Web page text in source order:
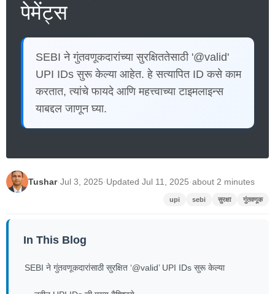
पेमेंट्स
SEBI ने गुंतवणूकदारांच्या सुरक्षिततेसाठी '@valid'
UPI IDs सुरू केल्या आहेत. हे सत्यापित ID कसे काम
करतात, त्यांचे फायदे आणि महत्त्वाच्या टाइमलाइन्स
याबद्दल जाणून घ्या.
Tushar·Jul 3, 2025·Updated Jul 11, 2025·about 2 minutes
upi sebi सुरक्षा गुंतवणूक
In This Blog
SEBI ने गुंतवणूकदारांसाठी सुरक्षित ‘@valid’ UPI IDs सुरू केल्या